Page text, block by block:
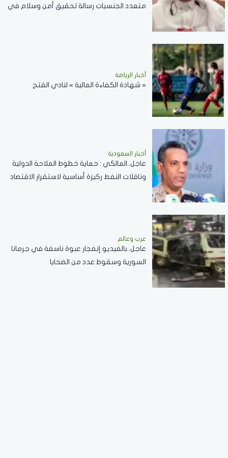
متعدد الجنسيات رسالة تحقيق أمن وسلام في
أخبار الرياضة
« شهادة الكفاءة المالية » لنادي الفتح
أخبار السعودية
عاجل..المالكي : حماية خطوط الملاحة الدولية
وناقلات النفط ركيزة أساسية لاستقرار الاقتصاد
عرب وعالم
عاجل..بالفيديو.إنفجار عبوة ناسفة في جرمانا
السورية وسقوط عدد من الضحايا